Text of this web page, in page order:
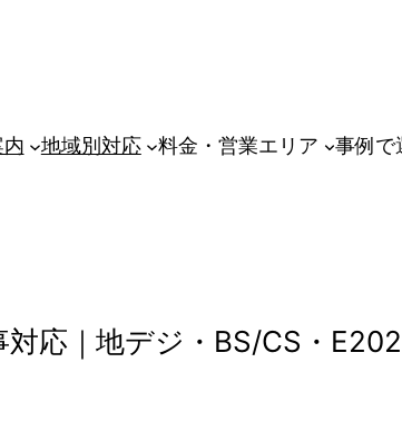
地域別対応 料金・営業エリア 事例で
応｜地デジ・BS/CS・